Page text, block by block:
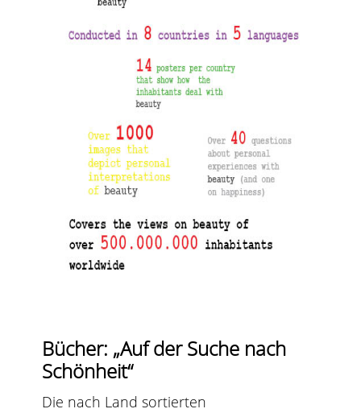
Bücher: „Auf der Suche nach
Schönheit“
Die nach Land sortierten